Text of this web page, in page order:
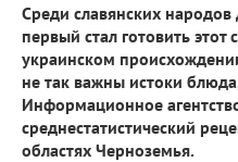
Среди славянских
первый стал готовить
украинском
не так важны истоки
Информационное
среднестатистический
областях Черноземья.